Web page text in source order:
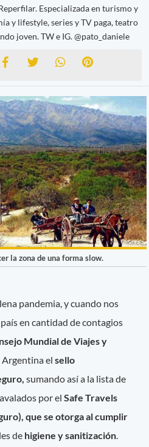
Especializada en turismo y
y lifestyle, series y TV paga, teatro
joven. TW e IG. @pato_daniele
la zona de una forma slow.
pandemia, y cuando nos
en cantidad de contagios
Mundial de Viajes y
Argentina el sello
sumando así a la lista de
por elSafe Travels
que se otorga al cumplir
de higiene y sanitización